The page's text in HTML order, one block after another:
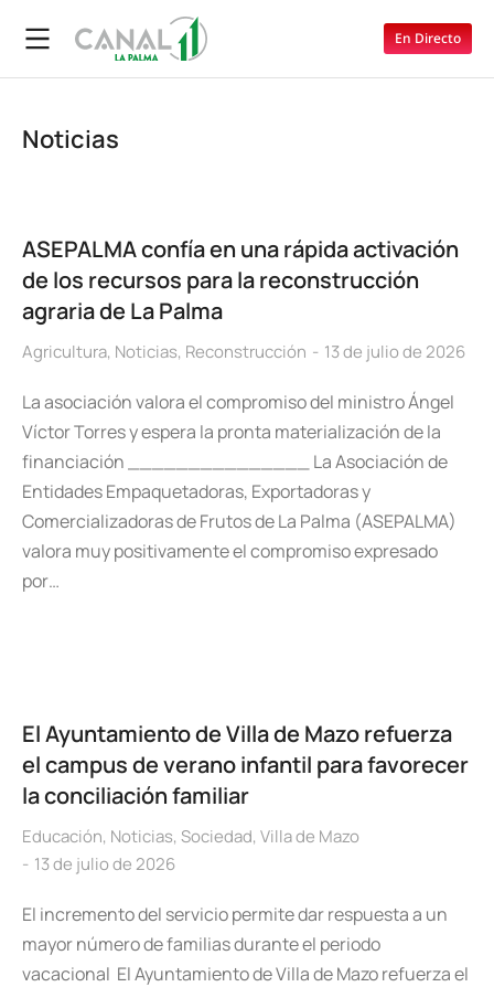
En Directo
Noticias
ASEPALMA confía en una rápida activación
de los recursos para la reconstrucción
agraria de La Palma
Agricultura, Noticias, Reconstrucción 13 de julio de 2026
La asociación valora el compromiso del ministro Ángel
Víctor Torres y espera la pronta materialización de la
financiación _______________ La Asociación de
Entidades Empaquetadoras, Exportadoras y
Comercializadoras de Frutos de La Palma (ASEPALMA)
valora muy positivamente el compromiso expresado
por…
El Ayuntamiento de Villa de Mazo refuerza
el campus de verano infantil para favorecer
la conciliación familiar
Educación, Noticias, Sociedad, Villa de Mazo
13 de julio de 2026
El incremento del servicio permite dar respuesta a un
mayor número de familias durante el periodo
vacacional El Ayuntamiento de Villa de Mazo refuerza el